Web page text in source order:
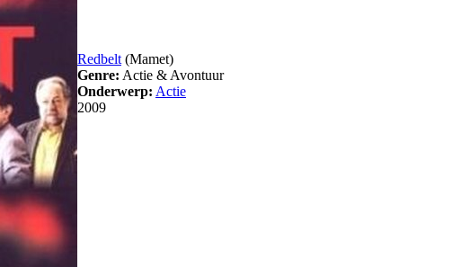
Redbelt(Mamet)
Genre: Actie & Avontuur
Onderwerp: Actie
2009